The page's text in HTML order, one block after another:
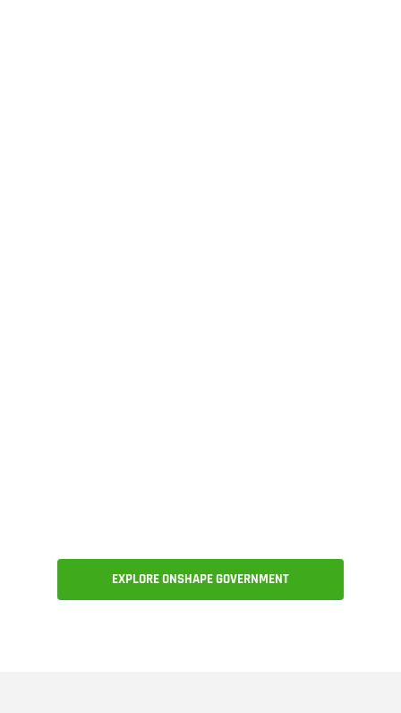
EXPLORE ONSHAPE GOVERNMENT